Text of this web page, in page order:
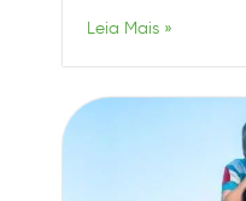
Leia Mais »